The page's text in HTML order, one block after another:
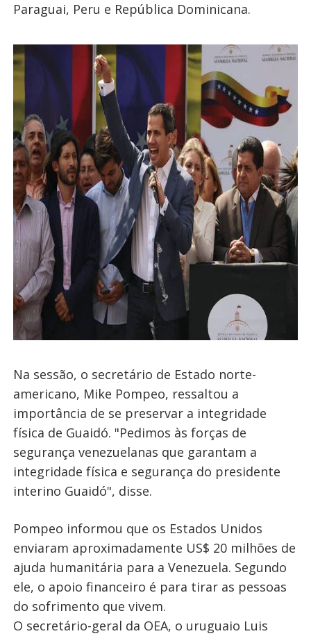
Paraguai, Peru e República Dominicana.
Na sessão, o secretário de Estado norte-
americano, Mike Pompeo, ressaltou a
importância de se preservar a integridade
física de Guaidó. "Pedimos às forças de
segurança venezuelanas que garantam a
integridade física e segurança do presidente
interino Guaidó", disse.
Pompeo informou que os Estados Unidos
enviaram aproximadamente US$ 20 milhões de
ajuda humanitária para a Venezuela. Segundo
ele, o apoio financeiro é para tirar as pessoas
do sofrimento que vivem.
O secretário-geral da OEA, o uruguaio Luis